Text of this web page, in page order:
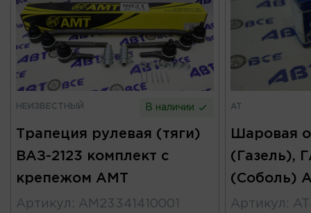
НЕИЗВЕСТНЫЙ В наличии
Трапеция рулевая (тяги)
ВАЗ-2123 комплект с
крепежом AMT
Артикул : AM23341410001
AT
Шаровая
(Газель),
(Соболь)
Артикул :